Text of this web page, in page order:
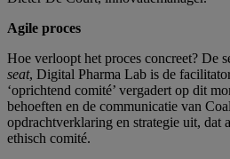
Agile proces
Hoe verloopt het proces concreet? De
seat, Digital Pharma Lab is de
‘oprichtend comité’ vergadert op dit
behoeften en de communicatie van
opdrachtverklaring en strategie uit, dat
ethisch comité.